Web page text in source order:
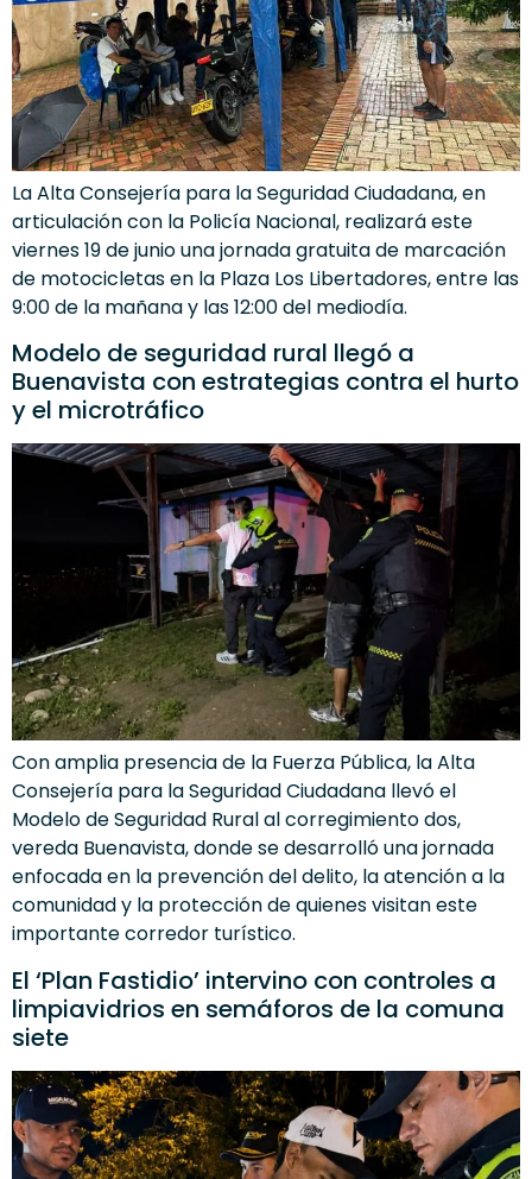
La Alta Consejería para la Seguridad Ciudadana, en
articulación con la Policía Nacional, realizará este
viernes 19 de junio una jornada gratuita de marcación
de motocicletas en la Plaza Los Libertadores, entre las
9:00 de la mañana y las 12:00 del mediodía.
Modelo de seguridad rural llegó a
Buenavista con estrategias contra el hurto
y el microtráfico
Con amplia presencia de la Fuerza Pública, la Alta
Consejería para la Seguridad Ciudadana llevó el
Modelo de Seguridad Rural al corregimiento dos,
vereda Buenavista, donde se desarrolló una jornada
enfocada en la prevención del delito, la atención a la
comunidad y la protección de quienes visitan este
importante corredor turístico.
El ‘Plan Fastidio’ intervino con controles a
limpiavidrios en semáforos de la comuna
siete